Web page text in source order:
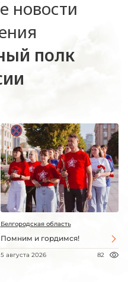
новости
полк
Белгородская область
Помним и гордимся!
5 августа 2026 82